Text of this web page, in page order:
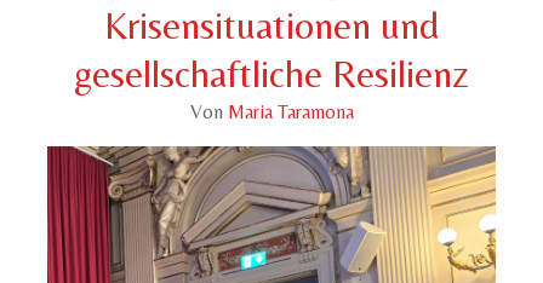
Krisensituationen und
gesellschaftliche Resilienz
Von Maria Taramona